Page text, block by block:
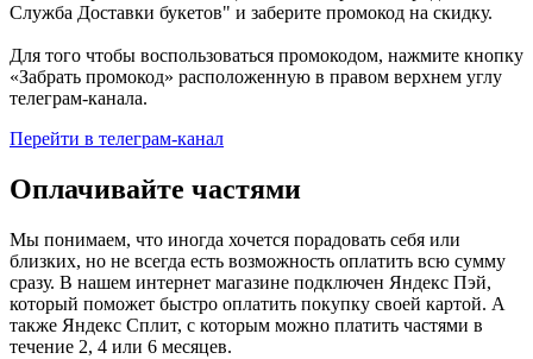
Служба Доставки букетов" и заберите промокод на скидку.
Для того чтобы воспользоваться промокодом, нажмите кнопку
«Забрать промокод» расположенную в правом верхнем углу
телеграм-канала.
Перейти в телеграм-канал
Оплачивайте частями
Мы понимаем, что иногда хочется порадовать себя или
близких, но не всегда есть возможность оплатить всю сумму
сразу. В нашем интернет магазине подключен Яндекс Пэй,
который поможет быстро оплатить покупку своей картой. А
также Яндекс Сплит, с которым можно платить частями в
течение 2, 4 или 6 месяцев.